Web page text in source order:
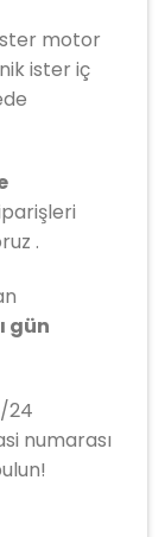
ister motor
ister iç
.
gün
24
numarası